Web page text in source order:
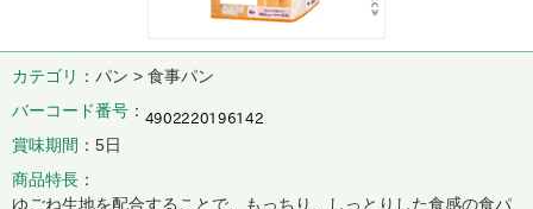
カテゴリ
パン > 食事パン
バーコード番号
賞味期間
5日
商品特長
ゆごね生地を配合することで、もっちり、しっとりした食感の食パ